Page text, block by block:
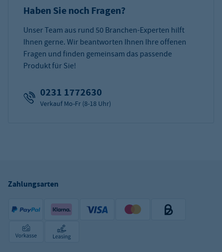
Haben Sie noch Fragen?
Unser Team aus rund 50 Branchen-Experten hilft
Ihnen gerne. Wir beantworten Ihnen Ihre offenen
Fragen und finden gemeinsam das passende
Produkt für Sie!
0231 1772630
Verkauf Mo-Fr (8-18 Uhr)
Zahlungsarten